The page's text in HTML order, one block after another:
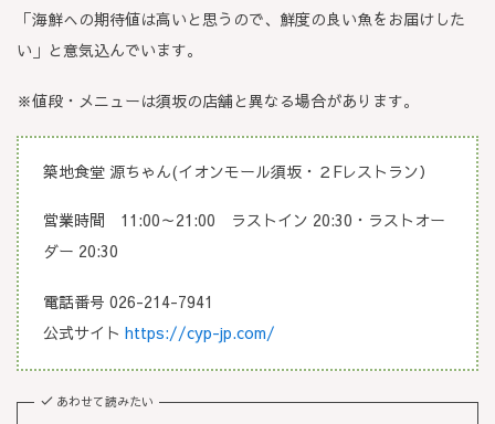
「海鮮への期待値は高いと思うので、鮮度の良い魚をお届けした
い」と意気込んでいます。
※値段・メニューは須坂の店舗と異なる場合があります。
築地食堂 源ちゃん(イオンモール須坂・２Fレストラン）
営業時間 11:00～21:00 ラストイン 20:30・ラストオー
ダー 20:30
電話番号 026-214-7941
公式サイト https://cyp-jp.com/
あわせて読みたい